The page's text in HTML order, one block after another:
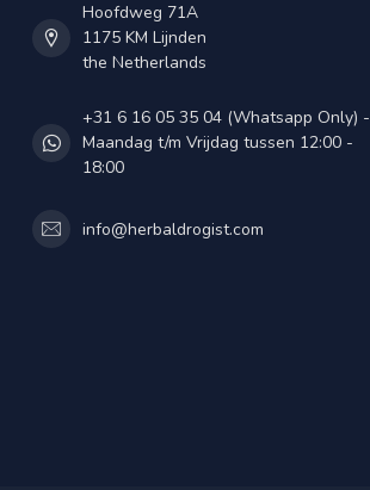
Hoofdweg 71A
1175 KM Lijnden
the Netherlands
+31 6 16 05 35 04 (Whatsapp Only) -
Maandag t/m Vrijdag tussen 12:00 -
18:00
info@herbaldrogist.com